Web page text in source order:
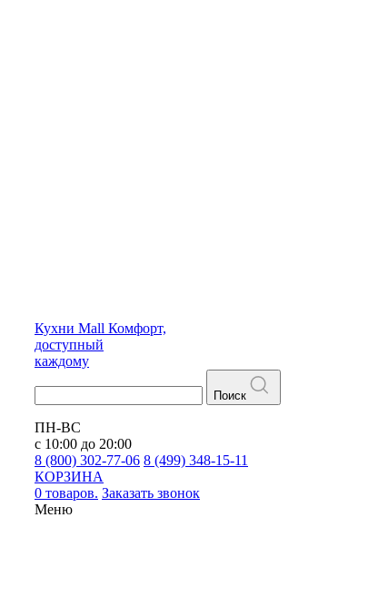
Кухни Mall Комфорт,
доступный
каждому
Поиск
ПН-ВС
с 10:00 до 20:00
8 (800) 302-77-06 8 (499) 348-15-11
КОРЗИНА
0 товаров. Заказать звонок
Меню